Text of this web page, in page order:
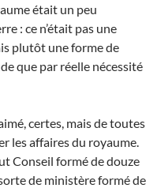
était un peu
: ce n’était pas une
plutôt une forme de
que par réelle nécessité
certes, mais de toutes
les affaires du royaume.
Conseil formé de douze
de ministère formé de